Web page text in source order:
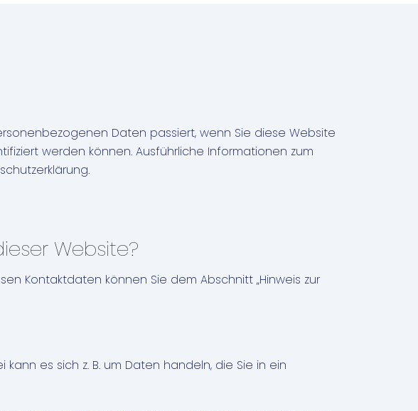
Daten passiert, wenn Sie diese Website
werden können. Ausführliche Informationen zum
Website?
Kontaktdaten können Sie dem Abschnitt „Hinweis zur
es sich z. B. um Daten handeln, die Sie in ein